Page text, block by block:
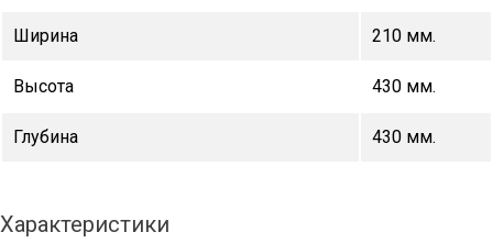
Ширина 210 мм.
Высота 430 мм.
Глубина 430 мм.
Характеристики